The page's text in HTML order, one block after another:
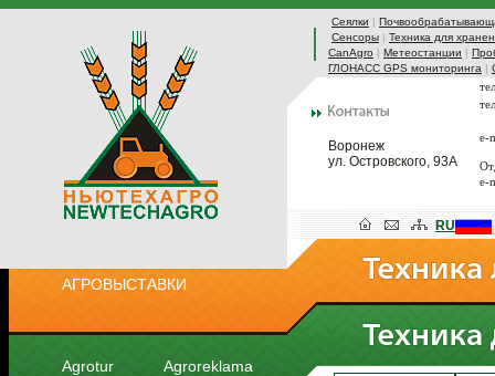
Сеялки |
Сенсоры | Техника для
CanAgro | Метеостанции |
ГЛОНАСС GPS мониторинга |
Воронеж
ул. Островского, 93А
e-
e-
АГРОВЫСТАВКИ
Agrotur Agroreklama
RU